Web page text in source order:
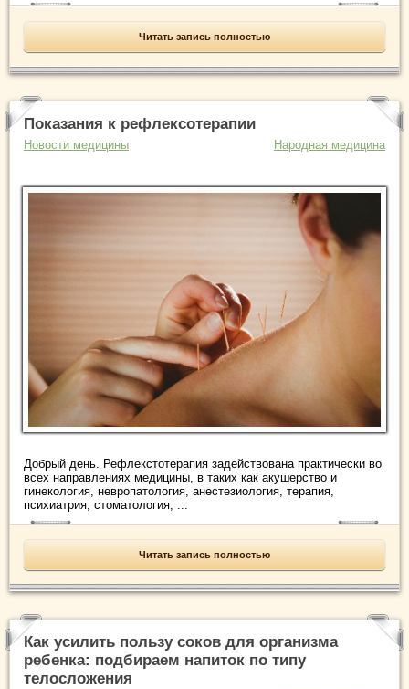
Читать запись полностью
Показания к рефлексотерапии
Новости медицины Народная медицина
Добрый день. Рефлекстотерапия задействована практически во
всех направлениях медицины, в таких как акушерство и
гинекология, невропатология, анестезиология, терапия,
психиатрия, стоматология, ...
Читать запись полностью
Как усилить пользу соков для организма
ребенка: подбираем напиток по типу
телосложения